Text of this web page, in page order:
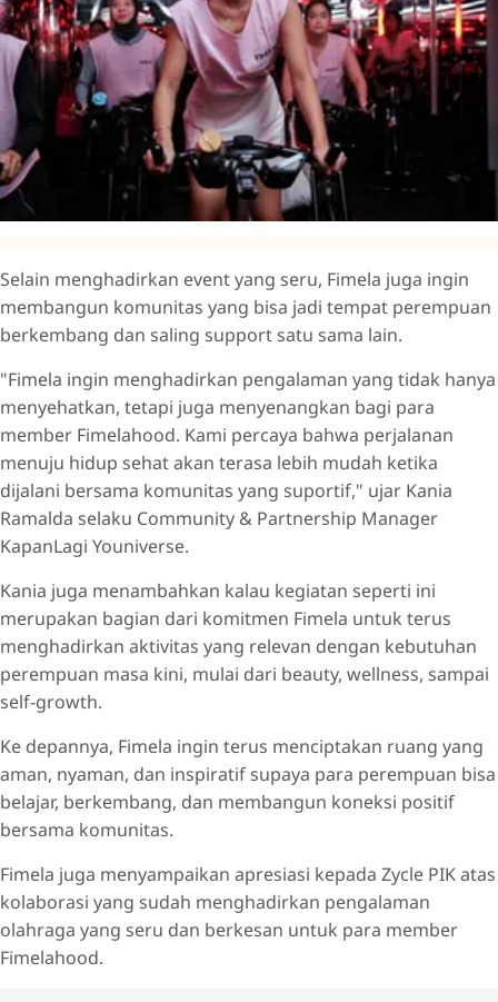
Selain menghadirkan event yang seru, Fimela juga ingin
membangun komunitas yang bisa jadi tempat perempuan
berkembang dan saling support satu sama lain.
"Fimela ingin menghadirkan pengalaman yang tidak hanya
menyehatkan, tetapi juga menyenangkan bagi para
member Fimelahood. Kami percaya bahwa perjalanan
menuju hidup sehat akan terasa lebih mudah ketika
dijalani bersama komunitas yang suportif," ujar Kania
Ramalda selaku Community & Partnership Manager
KapanLagi Youniverse.
Kania juga menambahkan kalau kegiatan seperti ini
merupakan bagian dari komitmen Fimela untuk terus
menghadirkan aktivitas yang relevan dengan kebutuhan
perempuan masa kini, mulai dari beauty, wellness, sampai
self-growth.
Ke depannya, Fimela ingin terus menciptakan ruang yang
aman, nyaman, dan inspiratif supaya para perempuan bisa
belajar, berkembang, dan membangun koneksi positif
bersama komunitas.
Fimela juga menyampaikan apresiasi kepada Zycle PIK atas
kolaborasi yang sudah menghadirkan pengalaman
olahraga yang seru dan berkesan untuk para member
Fimelahood.